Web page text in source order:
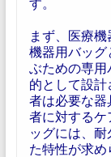
まず、医療
機器用バッグ
ぶための専用
的として設
者は必要な器
者に対する
ッグには、
た特性が求め